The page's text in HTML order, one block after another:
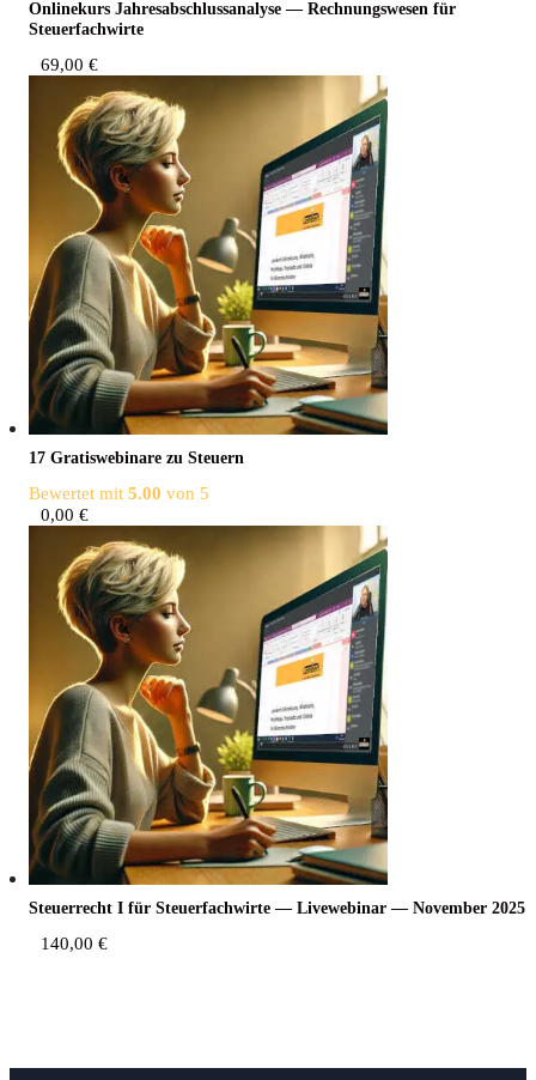
Online­kurs Jah­res­ab­schluss­ana­ly­se — Rech­nungs­we­sen für
Steuerfachwirte
69,00 €
17 Gra­tis­web­i­na­re zu Steuern
Bewertet mit 5.00 von 5
0,00 €
Steu­er­recht I für Steu­er­fach­wir­te — Live­web­i­nar — Novem­ber 2025
140,00 €